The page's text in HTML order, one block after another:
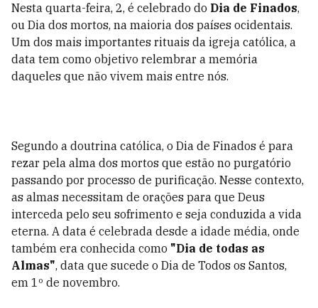
Nesta quarta-feira, 2, é celebrado do Dia de Finados,
ou Dia dos mortos, na maioria dos países ocidentais.
Um dos mais importantes rituais da igreja católica, a
data tem como objetivo relembrar a memória
daqueles que não vivem mais entre nós.
Segundo a doutrina católica, o Dia de Finados é para
rezar pela alma dos mortos que estão no purgatório
passando por processo de purificação. Nesse contexto,
as almas necessitam de orações para que Deus
interceda pelo seu sofrimento e seja conduzida a vida
eterna. A data é celebrada desde a idade média, onde
também era conhecida como "Dia de todas as
Almas", data que sucede o Dia de Todos os Santos,
em 1º de novembro.